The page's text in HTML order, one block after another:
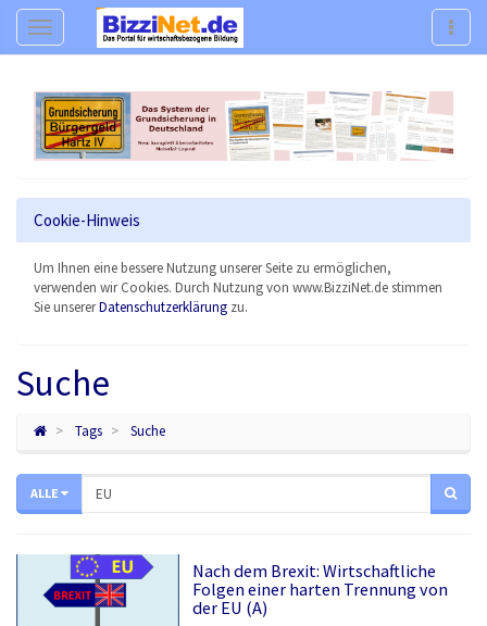
Navigation
Cookie-Hinweis
Um Ihnen eine bessere Nutzung unserer Seite zu ermöglichen,
verwenden wir Cookies. Durch Nutzung von www.BizziNet.de stimmen
Sie unsererDatenschutzerklärung zu.
Suche
Tags Suche
ALLE
Nach dem Brexit: Wirtschaftliche
Folgen einer harten Trennung von
der EU (A)